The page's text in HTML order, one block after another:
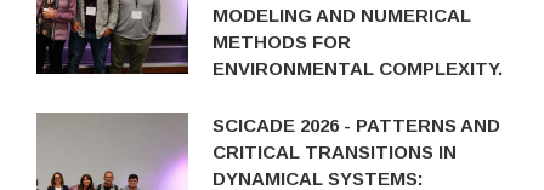
MODELING AND NUMERICAL
METHODS FOR
ENVIRONMENTAL COMPLEXITY.
SCICADE 2026 - PATTERNS AND
CRITICAL TRANSITIONS IN
DYNAMICAL SYSTEMS: